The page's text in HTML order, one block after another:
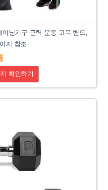
닝기구 근력 운동 고무 밴드,
지 참조
확인하기